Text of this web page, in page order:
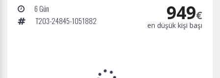
6 Gün
T203-24845-1051882
949€
en düşük kişi başı